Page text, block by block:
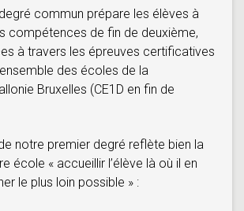
commun prépare les élèves à
compétences de fin de deuxième,
à travers les épreuves certificatives
des écoles de la
Bruxelles (CE1D en fin de
notre premier degré reflète bien la
école « accueillir l’élève là où il en
le plus loin possible » :